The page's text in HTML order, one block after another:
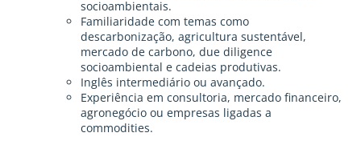
socioambientais.
Familiaridade com temas como
descarbonização, agricultura sustentável,
mercado de carbono, due diligence
socioambiental e cadeias produtivas.
Inglês intermediário ou avançado.
Experiência em consultoria, mercado financeiro,
agronegócio ou empresas ligadas a
commodities.